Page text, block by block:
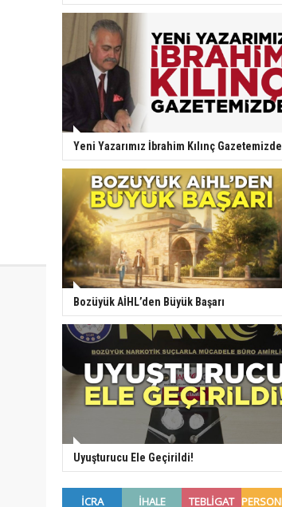
Yeni Yazarımız İbrahim Kılınç Gazetemizde
Bozüyük AİHL’den Büyük Başarı
Uyuşturucu Ele Geçirildi!